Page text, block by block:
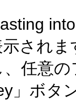
され
任意
」ボ